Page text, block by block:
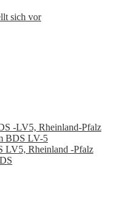
sich vor
-LV5, Rheinland-Pfalz
BDS LV-5
LV5, Rheinland -Pfalz